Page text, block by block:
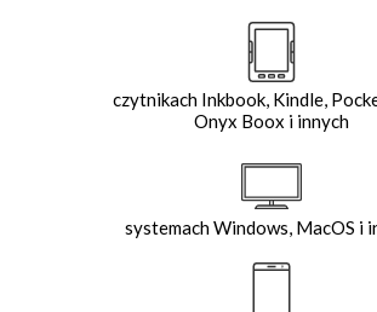
czytnikach Inkbook, Kindle,
Onyx Boox i innych
systemach Windows, MacOS i